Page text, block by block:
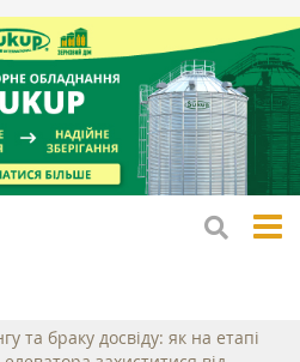
та браку досвіду: як на етапі